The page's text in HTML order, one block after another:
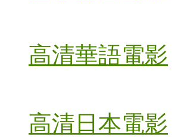
高清華語電影
高清日本電影